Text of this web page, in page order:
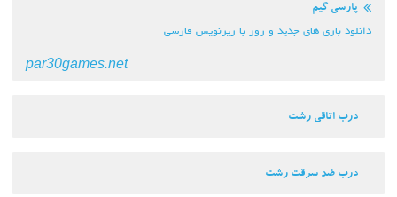
پارسی گیم
دانلود بازی های جدید و روز با زیرنویس فارسی
par30games.net
درب اتاقی رشت
درب ضد سرقت رشت